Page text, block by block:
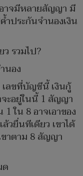
าจมีหลายสัญญา มี
ประกันจำนองเงิน
รวมไป?
นอง
ลขที่บัญชีนี้ เงินกู้
ะอยู่ในนี้ 1 สัญญา
ใน 8 อาจเอาของ
ยื่นทีเดียว เขาได้
ขาตาม 8 สัญญา